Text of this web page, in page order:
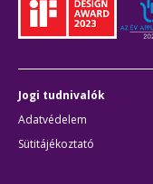
Jogi tudnivalók
Adatvédelem
Sütitájékoztató